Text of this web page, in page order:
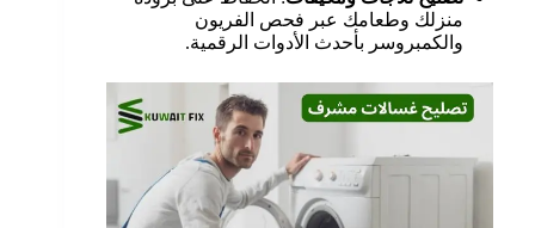
منزلك وطعامك عبر فحص الفريون
والكمبروسر بأحدث الأدوات الرقمية.